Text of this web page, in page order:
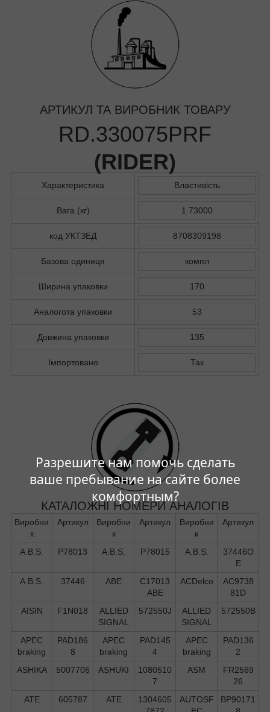
Разрешите нам помочь сделать
ваше пребывание на сайте более
комфортным?
АРТИКУЛ ТА ВИРОБНИК ТОВАРУ
RD.330075PRF
(RIDER)
Характеристика Властивість
Вага (кг) 1.73000
код УКТЗЕД 8708309198
Базова одиниця компл
Ширина упаковки 170
Аналогота упаковки 53
Довжина упаковки 135
Імпортовано Так
КАТАЛОЖНІ НОМЕРИ АНАЛОГІВ
Виробни
к
Артикул
Виробни
к
Артикул
Виробни
к
Артикул
A.B.S. P78013 A.B.S. P78015 A.B.S.
37446O
E
A.B.S.
37446 ABE
C17013
ABE
ACDelco
AC9738
81D
AISIN
F1N018
ALLIED
SIGNAL
572550J
ALLIED
SIGNAL
572550B
APEC
braking
PAD186
8
APEC
braking
PAD145
4
APEC
braking
PAD136
2
ASHIKA
5007706 ASHUKI
1080510
7
ASM
FR2569
26
ATE
605787 ATE
1304605
AUTOSF
BP90171